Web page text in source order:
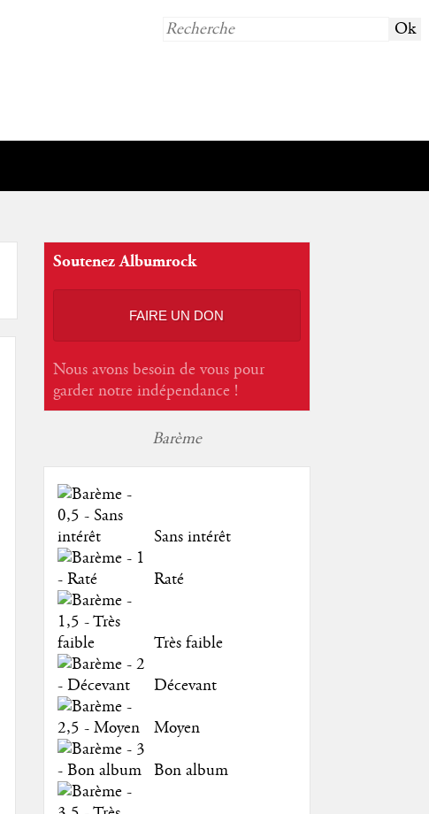
Soutenez Albumrock
FAIRE UN DON
Nous avons besoin de vous pour
garder notre indépendance !
Barème
Sans intérêt
Raté
Très faible
Décevant
Moyen
Bon album